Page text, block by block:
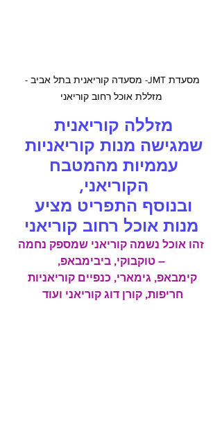
מסעדת JMT- מסעדה קוריאנית בתל אביב -
מזללת אוכל רחוב קוריאני
מזללה קוריאנית
שמגישה מנות קוריאניות
עממיות מהמטבח
הקוריאני,
ובנוסף התפריט מציע
מנות אוכל רחוב קוריאני
זהו אוכל נשמה קוריאני שמספק נחמה
– טוקבוקי, ביבימבאפ,
קימבאפ, גימארי, כנפיים קוריאניות
חריפות, קורן דוג קוריאני ועוד